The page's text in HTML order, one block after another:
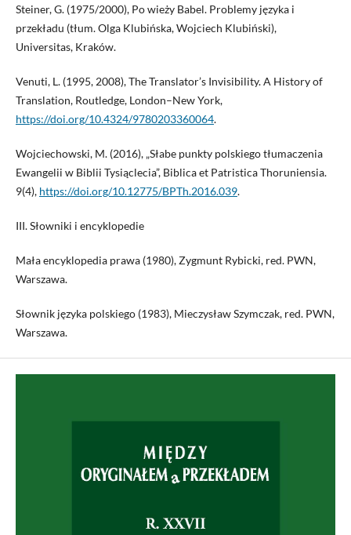
Steiner, G. (1975/2000), Po wieży Babel. Problemy języka i
przekładu (tłum. Olga Klubińska, Wojciech Klubiński),
Universitas, Kraków.
Venuti, L. (1995, 2008), The Translator’s Invisibility. A History of
Translation, Routledge, London–New York,
https://doi.org/10.4324/9780203360064.
Wojciechowski, M. (2016), „Słabe punkty polskiego tłumaczenia
Ewangelii w Biblii Tysiąclecia”, Biblica et Patristica Thoruniensia.
9(4), https://doi.org/10.12775/BPTh.2016.039.
III. Słowniki i encyklopedie
Mała encyklopedia prawa (1980), Zygmunt Rybicki, red. PWN,
Warszawa.
Słownik języka polskiego (1983), Mieczysław Szymczak, red. PWN,
Warszawa.